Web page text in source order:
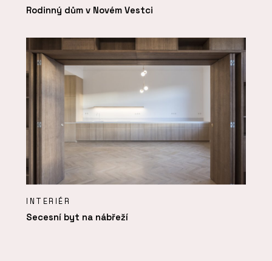
Rodinný dům v Novém Vestci
INTERIÉR
Secesní byt na nábřeží